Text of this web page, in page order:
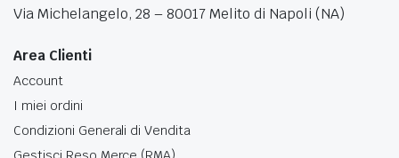
Via Michelangelo, 28 – 80017 Melito di Napoli (NA)
Area Clienti
Account
I miei ordini
Condizioni Generali di Vendita